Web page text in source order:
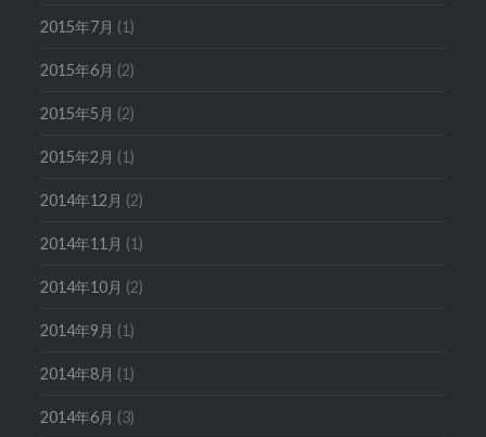
2015年7月 (1)
2015年6月 (2)
2015年5月 (2)
2015年2月 (1)
2014年12月 (2)
2014年11月 (1)
2014年10月 (2)
2014年9月 (1)
2014年8月 (1)
2014年6月 (3)